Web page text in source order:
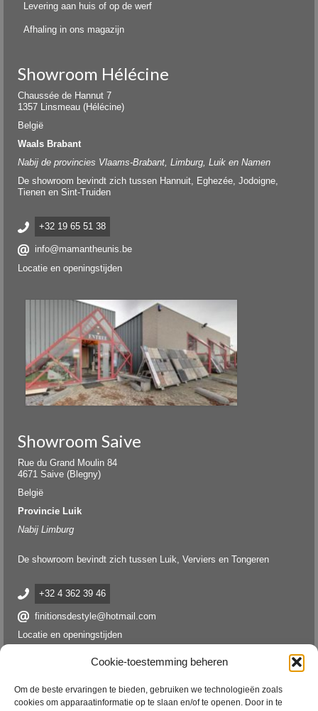
Cookie-toestemming beheren
Om de beste ervaringen te bieden, gebruiken we technologieën zoals
cookies om apparaatinformatie op te slaan en/of te openen. Door in te
Levering aan huis of op de werf
Afhaling in ons magazijn
Showroom Hélécine
Chaussée de Hannut 7
1357 Linsmeau (Hélécine)
België
Waals Brabant
Nabij de provincies Vlaams-Brabant, Limburg, Luik en Namen
De showroom bevindt zich tussen Hannuit, Eghezée, Jodoigne,
Tienen en Sint-Truiden
+32 19 65 51 38
info@mamantheunis.be
Locatie en openingstijden
Showroom Saive
Rue du Grand Moulin 84
4671 Saive (Blegny)
België
Provincie Luik
Nabij Limburg
De showroom bevindt zich tussen Luik, Verviers en Tongeren
+32 4 362 39 46
finitionsdestyle@hotmail.com
Locatie en openingstijden